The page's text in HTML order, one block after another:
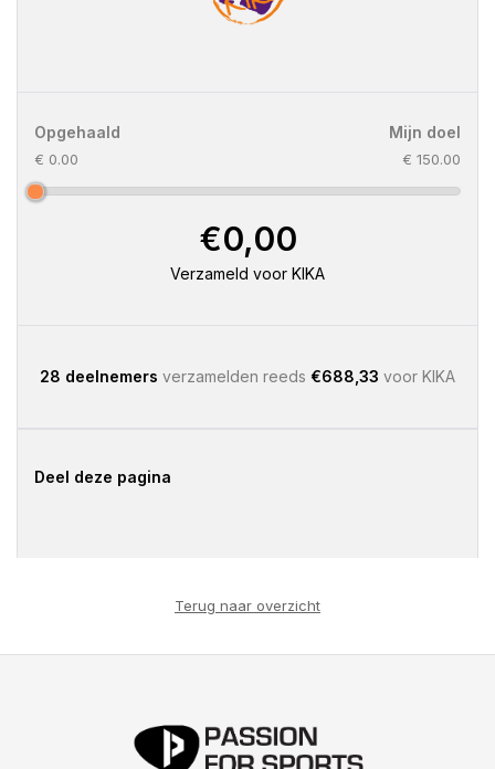
Opgehaald Mijn doel
€ 0.00 € 150.00
€0,00
Verzameld voor KIKA
28 deelnemers verzamelden reeds €688,33 voor KIKA
Deel deze pagina
Terug naar overzicht